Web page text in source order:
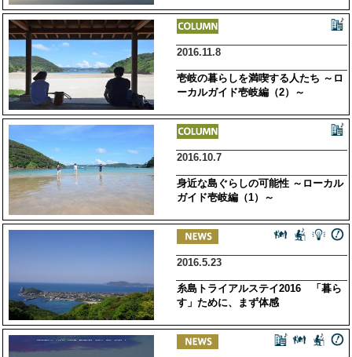
2016.11.8
壱岐の暮らしを満喫する人たち ～ロ
ーカルガイド壱岐編（2）～
2016.10.7
身近な島ぐらしの可能性 ～ローカル
ガイド壱岐編（1）～
2016.5.23
糸島トライアルステイ2016 「暮ら
す」ために、まず体感